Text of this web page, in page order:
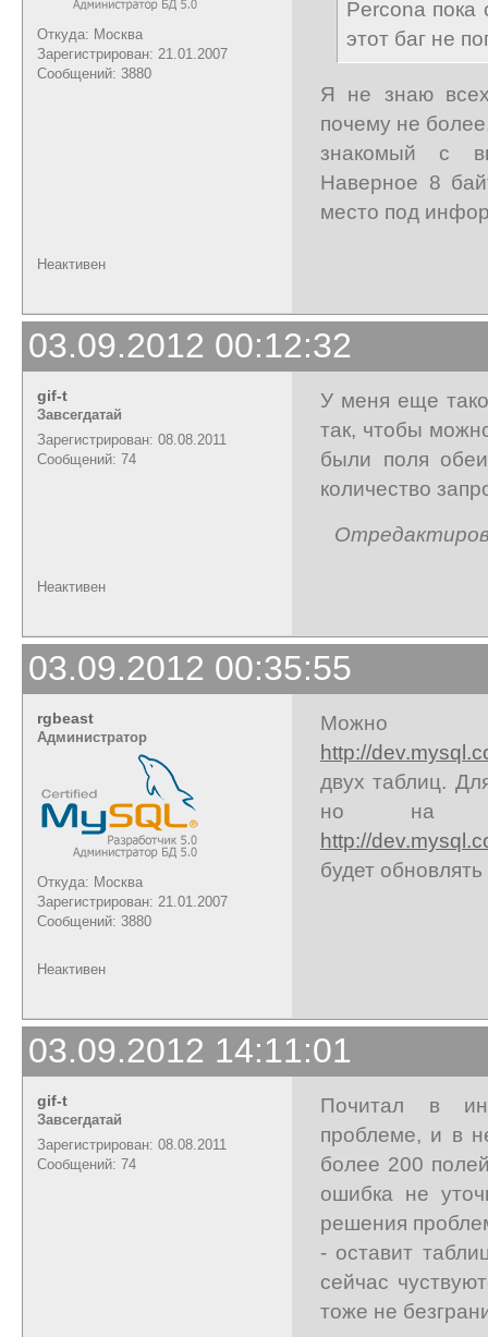
Откуда: Москва
Зарегистрирован: 21.01.2007
Сообщений: 3880
Percona пока
этот баг не
Я не знаю
почему не
знакомый с
Наверное 8
место под
Неактивен
03.09.2012 00:12:32
gif-t
Завсегдатай
Зарегистрирован: 08.08.2011
Сообщений: 74
У меня еще
так, чтобы
были поля
количество
Неактивен
03.09.2012 00:35:55
rgbeast
Администратор
Откуда: Москва
Зарегистрирован: 21.01.2007
Сообщений: 3880
http://
двух таблиц.
но на
http://
будет
Неактивен
03.09.2012 14:11:01
gif-t
Завсегдатай
Зарегистрирован: 08.08.2011
Сообщений: 74
Почитал в
проблеме, и в
более 200
ошибка не
решения
- оставит
сейчас
тоже не